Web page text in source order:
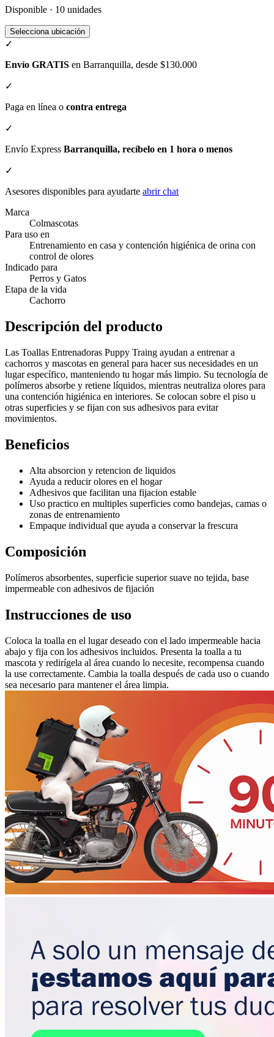
Disponible · 10 unidades
Selecciona ubicación
✓
Envío GRATIS en Barranquilla, desde $130.000
✓
Paga en línea o contra entrega
✓
Envío Express Barranquilla, recíbelo en 1 hora o menos
✓
Asesores disponibles para ayudarte abrir chat
Marca
Colmascotas
Para uso en
Entrenamiento en casa y contención higiénica de orina con
control de olores
Indicado para
Perros y Gatos
Etapa de la vida
Cachorro
Descripción del producto
Las Toallas Entrenadoras Puppy Traing ayudan a entrenar a
cachorros y mascotas en general para hacer sus necesidades en un
lugar específico, manteniendo tu hogar más limpio. Su tecnología de
polímeros absorbe y retiene líquidos, mientras neutraliza olores para
una contención higiénica en interiores. Se colocan sobre el piso u
otras superficies y se fijan con sus adhesivos para evitar
movimientos.
Beneficios
Alta absorcion y retencion de liquidos
Ayuda a reducir olores en el hogar
Adhesivos que facilitan una fijacion estable
Uso practico en multiples superficies como bandejas, camas o
zonas de entrenamiento
Empaque individual que ayuda a conservar la frescura
Composición
Polímeros absorbentes, superficie superior suave no tejida, base
impermeable con adhesivos de fijación
Instrucciones de uso
Coloca la toalla en el lugar deseado con el lado impermeable hacia
abajo y fija con los adhesivos incluidos. Presenta la toalla a tu
mascota y redirígela al área cuando lo necesite, recompensa cuando
la use correctamente. Cambia la toalla después de cada uso o cuando
sea necesario para mantener el área limpia.